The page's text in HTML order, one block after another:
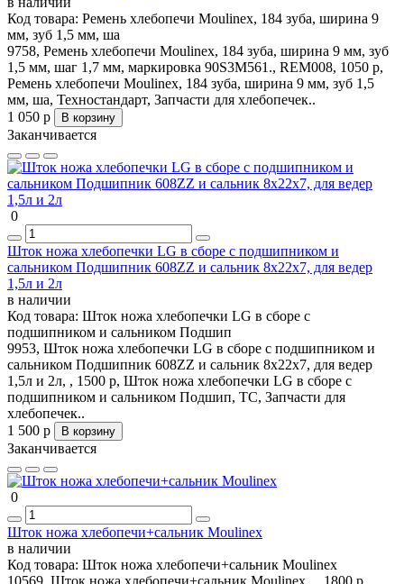
Код товара: Ремень хлебопечи Moulinex, 184 зуба, ширина 9
мм, зуб 1,5 мм, ша
9758, Ремень хлебопечи Moulinex, 184 зуба, ширина 9 мм, зуб
1,5 мм, шаг 1,7 мм, маркировка 90S3М561., REM008, 1050 р,
Ремень хлебопечи Moulinex, 184 зуба, ширина 9 мм, зуб 1,5
мм, ша, Техностандарт, Запчасти для хлебопечек..
1 050 р
В корзину
Заканчивается
0
Шток ножа хлебопечки LG в сборе с подшипником и
сальником Подшипник 608ZZ и сальник 8х22х7, для ведер
1,5л и 2л
в наличии
Код товара: Шток ножа хлебопечки LG в сборе с
подшипником и сальником Подшип
9953, Шток ножа хлебопечки LG в сборе с подшипником и
сальником Подшипник 608ZZ и сальник 8х22х7, для ведер
1,5л и 2л, , 1500 р, Шток ножа хлебопечки LG в сборе с
подшипником и сальником Подшип, ТС, Запчасти для
хлебопечек..
1 500 р
В корзину
Заканчивается
0
Шток ножа хлебопечи+сальник Moulinex
в наличии
Код товара: Шток ножа хлебопечи+сальник Moulinex
10569, Шток ножа хлебопечи+сальник Moulinex , , 1800 р,